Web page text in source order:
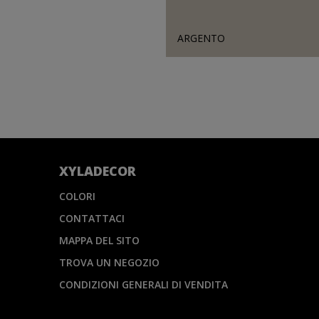
ARGENTO
XYLADECOR
COLORI
CONTATTACI
MAPPA DEL SITO
TROVA UN NEGOZIO
CONDIZIONI GENERALI DI VENDITA